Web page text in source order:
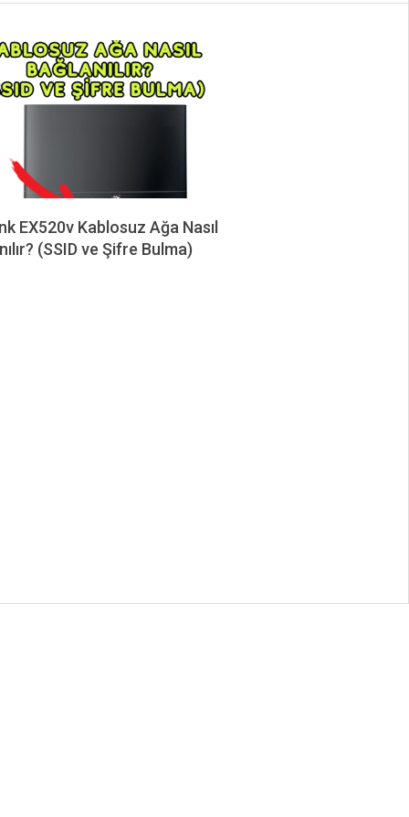
EX520v Kablosuz Ağa Nasıl
(SSID ve Şifre Bulma)